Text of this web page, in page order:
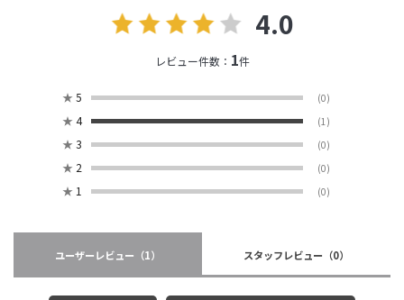
4.0
レビュー件数： 1件
★ 5 (0)
★ 4 (1)
★ 3 (0)
★ 2 (0)
★ 1 (0)
ユーザーレビュー （1） スタッフレビュー （0）